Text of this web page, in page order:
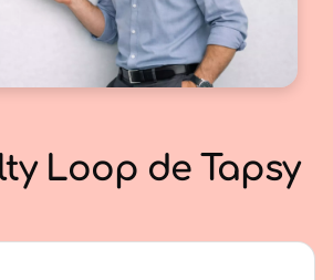
Loop de Tapsy